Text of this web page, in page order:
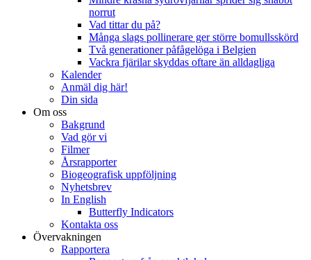
norrut
Vad tittar du på?
Många slags pollinerare ger större bomullsskörd
Två generationer påfågelöga i Belgien
Vackra fjärilar skyddas oftare än alldagliga
Kalender
Anmäl dig här!
Din sida
Om oss
Bakgrund
Vad gör vi
Filmer
Årsrapporter
Biogeografisk uppföljning
Nyhetsbrev
In English
Butterfly Indicators
Kontakta oss
Övervakningen
Rapportera